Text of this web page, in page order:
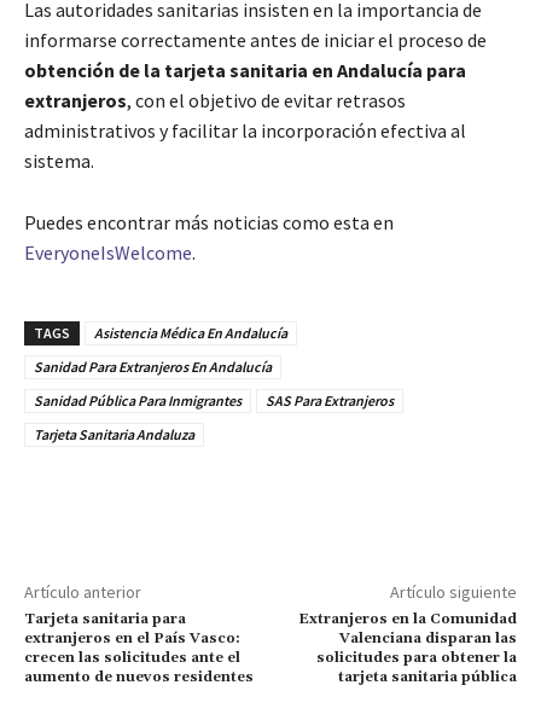
Las autoridades sanitarias insisten en la importancia de
informarse correctamente antes de iniciar el proceso de
obtención de la tarjeta sanitaria en Andalucía para
extranjeros, con el objetivo de evitar retrasos
administrativos y facilitar la incorporación efectiva al
sistema.
Puedes encontrar más noticias como esta en
EveryoneIsWelcome.
TAGS
Asistencia Médica En Andalucía
Sanidad Para Extranjeros En Andalucía
Sanidad Pública Para Inmigrantes
SAS Para Extranjeros
Tarjeta Sanitaria Andaluza
Artículo anterior
Tarjeta sanitaria para
extranjeros en el País Vasco:
crecen las solicitudes ante el
aumento de nuevos residentes
Artículo siguiente
Extranjeros en la Comunidad
Valenciana disparan las
solicitudes para obtener la
tarjeta sanitaria pública